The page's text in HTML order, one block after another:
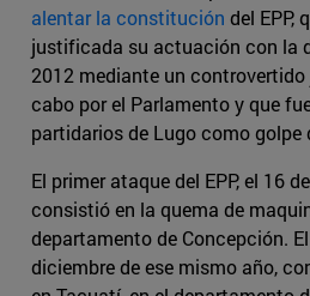
alentar la constitución del EPP,
justificada su actuación con la
2012 mediante un
cabo por el Parlamento y que
partidarios de Lugo como golpe
El primer ataque del EPP, el 16
consistió en la quema de
departamento de Concepción.
diciembre de ese mismo año,